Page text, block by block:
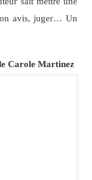
avis, juger… Un
Carole Martinez